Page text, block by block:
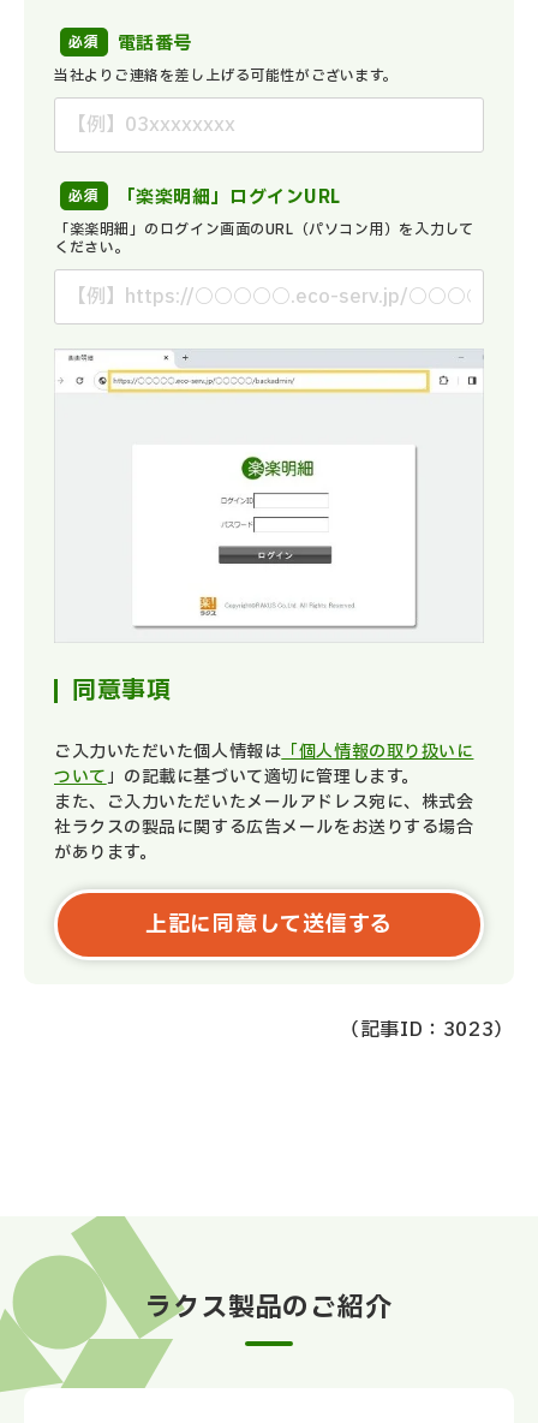
電話番号
当社よりご連絡を差し上げる可能性がございます。
「楽楽明細」ログインURL
「楽楽明細」のログイン画面のURL（パソコン用）を入力して
ください。
同意事項
ご入力いただいた個人情報は 「個人情報の取り扱いに
ついて」の記載に基づいて適切に管理します。
また、ご入力いただいたメールアドレス宛に、株式会
社ラクスの製品に関する広告メールをお送りする場合
があります。
（記事ID：3023）
ラクス製品のご紹介